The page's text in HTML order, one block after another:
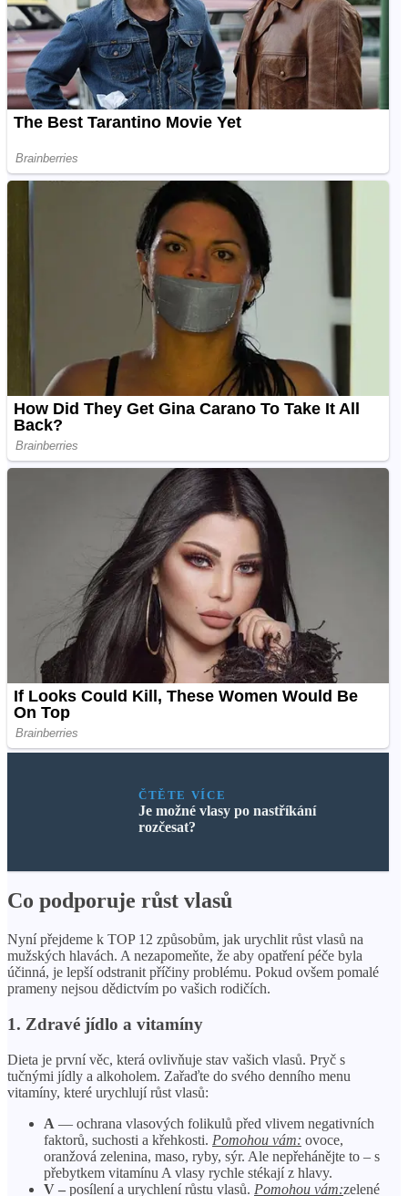
ČTĚTE VÍCE
Je možné vlasy po nastříkání
rozčesat?
Co podporuje růst vlasů
Nyní přejdeme k TOP 12 způsobům, jak urychlit růst vlasů na
mužských hlavách. A nezapomeňte, že aby opatření péče byla
účinná, je lepší odstranit příčiny problému. Pokud ovšem pomalé
prameny nejsou dědictvím po vašich rodičích.
1. Zdravé jídlo a vitamíny
Dieta je první věc, která ovlivňuje stav vašich vlasů. Pryč s
tučnými jídly a alkoholem. Zařaďte do svého denního menu
vitamíny, které urychlují růst vlasů:
А — ochrana vlasových folikulů před vlivem negativních
faktorů, suchosti a křehkosti. Pomohou vám: ovoce,
oranžová zelenina, maso, ryby, sýr. Ale nepřehánějte to – s
přebytkem vitamínu A vlasy rychle stékají z hlavy.
V – posílení a urychlení růstu vlasů. Pomohou vám:zelené